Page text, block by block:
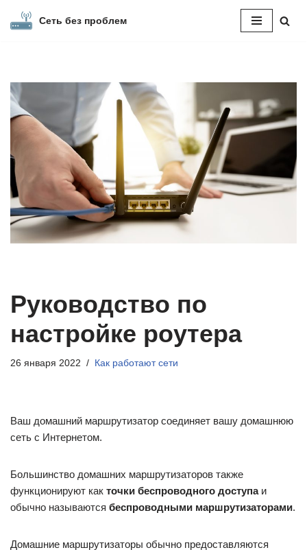
Сеть без проблем
Руководство по
настройке роутера
26 января 2022 Как работают сети
Ваш домашний маршрутизатор соединяет вашу домашнюю
сеть с Интернетом.
Большинство домашних маршрутизаторов также
функционируют как точки беспроводного доступаи
обычно называются беспроводными маршрутизаторами.
Домашние маршрутизаторы обычно предоставляются